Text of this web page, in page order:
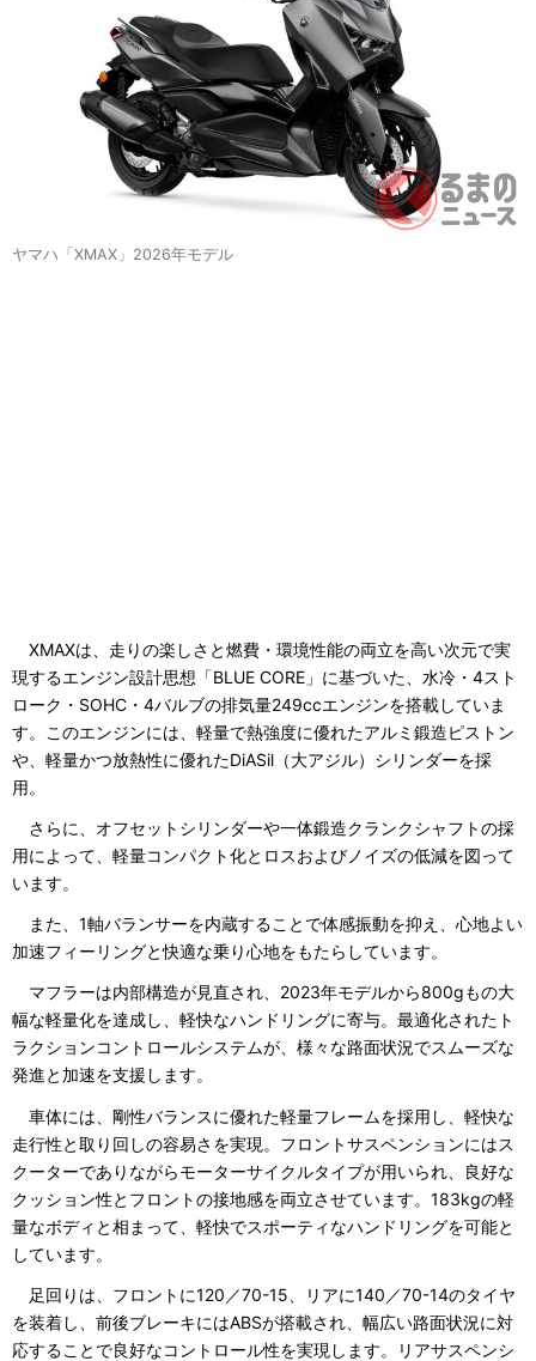
ヤマハ「XMAX」2026年モデル
XMAXは、走りの楽しさと燃費・環境性能の両立を高い次元で実
現するエンジン設計思想「BLUE CORE」に基づいた、水冷・4スト
ローク・SOHC・4バルブの排気量249ccエンジンを搭載していま
す。このエンジンには、軽量で熱強度に優れたアルミ鍛造ピストン
や、軽量かつ放熱性に優れたDiASil（大アジル）シリンダーを採
用。
さらに、オフセットシリンダーや一体鍛造クランクシャフトの採
用によって、軽量コンパクト化とロスおよびノイズの低減を図って
います。
また、1軸バランサーを内蔵することで体感振動を抑え、心地よい
加速フィーリングと快適な乗り心地をもたらしています。
マフラーは内部構造が見直され、2023年モデルから800gもの大
幅な軽量化を達成し、軽快なハンドリングに寄与。最適化されたト
ラクションコントロールシステムが、様々な路面状況でスムーズな
発進と加速を支援します。
車体には、剛性バランスに優れた軽量フレームを採用し、軽快な
走行性と取り回しの容易さを実現。フロントサスペンションにはス
クーターでありながらモーターサイクルタイプが用いられ、良好な
クッション性とフロントの接地感を両立させています。183kgの軽
量なボディと相まって、軽快でスポーティなハンドリングを可能と
しています。
足回りは、フロントに120／70-15、リアに140／70-14のタイヤ
を装着し、前後ブレーキにはABSが搭載され、幅広い路面状況に対
応することで良好なコントロール性を実現します。リアサスペンシ